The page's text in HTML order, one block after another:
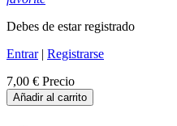
Debes de estar registrado
Entrar| Registrarse
7,00 € Precio
Añadir al carrito